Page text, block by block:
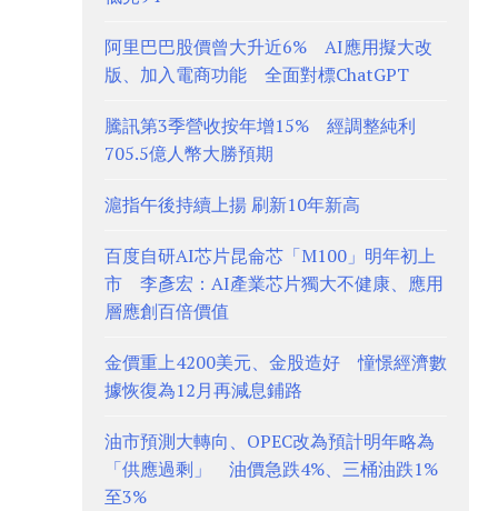
阿里巴巴股價曾大升近6% AI應用擬大改
版、加入電商功能 全面對標ChatGPT
騰訊第3季營收按年增15% 經調整純利
705.5億人幣大勝預期
滬指午後持續上揚 刷新10年新高
百度自研AI芯片昆侖芯「M100」明年初上
市 李彥宏：AI產業芯片獨大不健康、應用
層應創百倍價值
金價重上4200美元、金股造好 憧憬經濟數
據恢復為12月再減息鋪路
油市預測大轉向、OPEC改為預計明年略為
「供應過剩」 油價急跌4%、三桶油跌1%
至3%